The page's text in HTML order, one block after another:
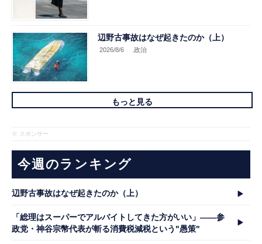
辺野古事故はなぜ起きたのか（上）
2026/8/6 .政治
もっと見る
※ スポンサー
今週のランキング
辺野古事故はなぜ起きたのか（上）
「総理はスーパーでアルバイトしてきた方がいい」――参
政党・神谷宗幣代表が斬る消費税減税という"愚策"